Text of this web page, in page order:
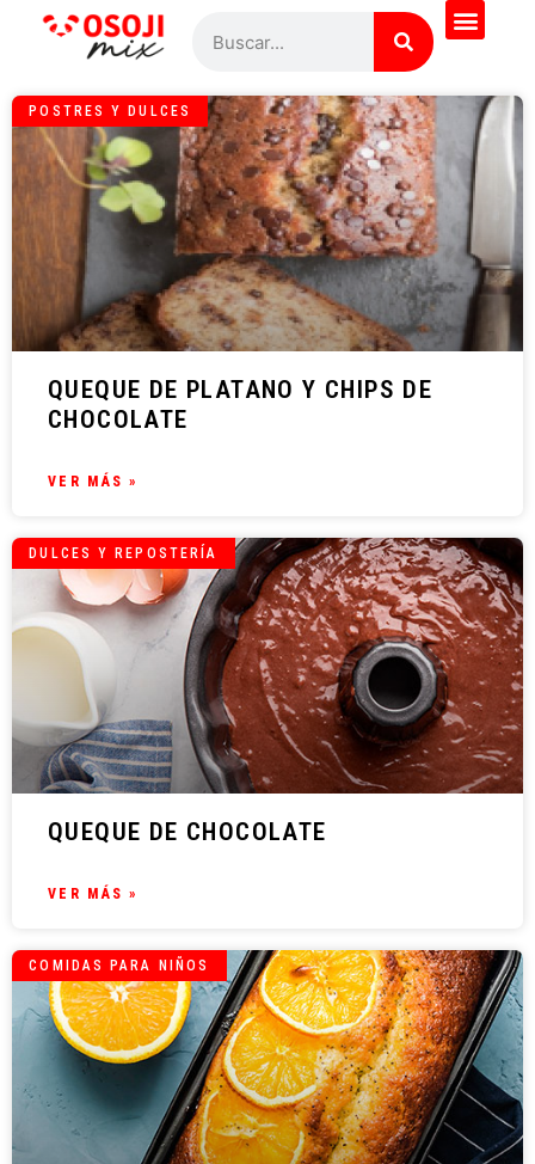
POSTRES Y DULCES
QUEQUE DE PLATANO Y CHIPS DE
CHOCOLATE
VER MÁS »
DULCES Y REPOSTERÍA
QUEQUE DE CHOCOLATE
VER MÁS »
COMIDAS PARA NIÑOS